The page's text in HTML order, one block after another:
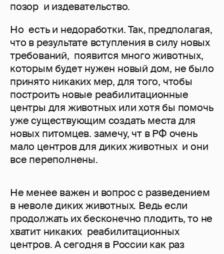
позор и издевательство.
Но есть и недоработки. Так, предполагая,
что в результате вступления в силу новых
требований, появится много животных,
которым будет нужен новый дом, не было
принято никаких мер, для того, чтобы
построить новые реабилитационные
центры для животных или хотя бы помочь
уже существующим создать места для
новых питомцев. замечу, чт в РФ очень
мало центров для диких животных и они
все переполнены.
Не менее важен и вопрос с разведением
в неволе диких животных. Ведь если
продолжать их бесконечно плодить, то не
хватит никаких реабилитационных
центров. А сегодня в России как раз